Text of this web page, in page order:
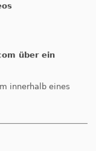
vorbeugen?
ist
zu
und
zu
in die
über ein
innerhalb eines